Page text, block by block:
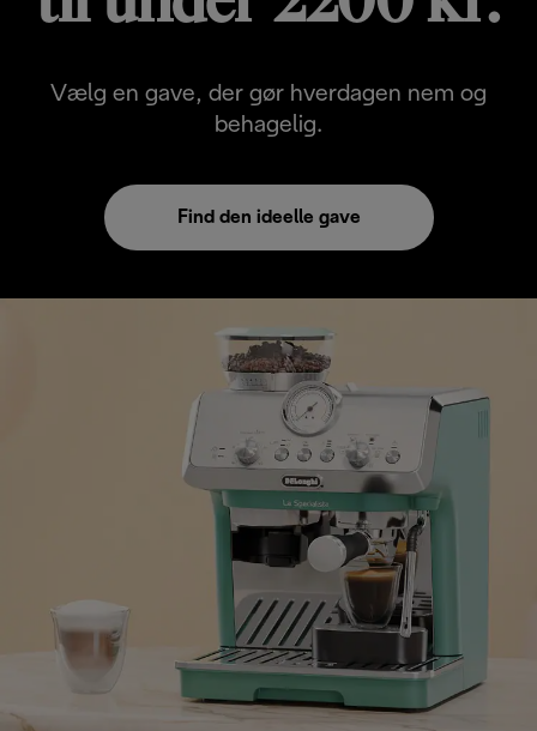
Vælg en gave, der gør hverdagen nem og
behagelig.
Find den ideelle gave